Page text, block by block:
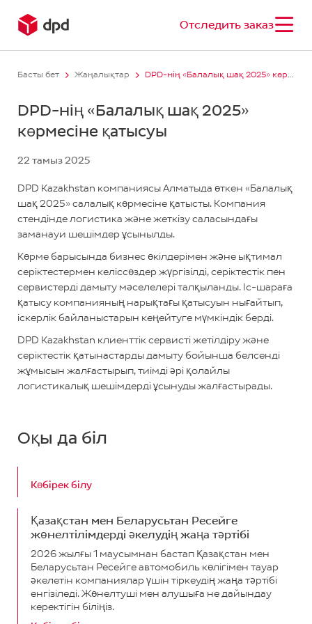
Отследить заказ
Басты бет Жаңалықтар DPD-нің «Балалық шақ 2025» көрмесіне қатысуы
DPD-нің «Балалық шақ 2025»
көрмесіне қатысуы
22 тамыз 2025
DPD Kazakhstan компаниясы Алматыда өткен «Балалық
шақ 2025» салалық көрмесіне қатысты. Компания
стендінде логистика және жеткізу саласындағы
заманауи шешімдер ұсынылды.
Көрме барысында бизнес өкілдерімен және ықтимал
серіктестермен келіссөздер жүргізілді, серіктестік пен
сервистерді дамыту мәселелері талқыланды. Іс-шараға
қатысу компанияның нарықтағы қатысуын нығайтып,
іскерлік байланыстарын кеңейтуге мүмкіндік берді.
DPD Kazakhstan клиенттік сервисті жетілдіру және
серіктестік қатынастарды дамыту бойынша белсенді
жұмысын жалғастырып, тиімді әрі қолайлы
логистикалық шешімдерді ұсынуды жалғастырады.
Оқы да біл
Көбірек білу
Қазақстан мен Беларусьтан Ресейге
жөнелтілімдерді әкелудің жаңа тәртібі
2026 жылғы 1 маусымнан бастап Қазақстан мен
Беларусьтан Ресейге автомобиль көлігімен тауар
әкелетін компаниялар үшін тіркеудің жаңа тәртібі
енгізіледі. Жөнелтуші мен алушыға не дайындау
керектігін біліңіз.